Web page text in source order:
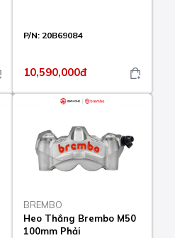
P/N: 20B69084
10,590,000đ
BREMBO
Heo Thắng Brembo M50
100mm Phải